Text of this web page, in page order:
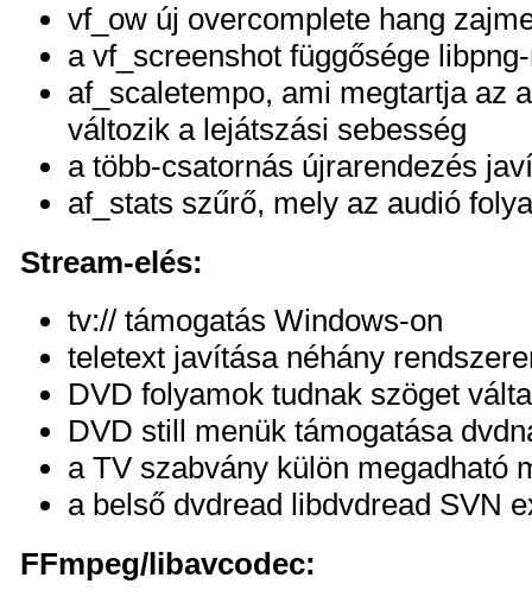
vf_ow új overcomplete hang
a vf_screenshot függősége
af_scaletempo, ami megtartja az
változik a lejátszási sebesség
a több-csatornás újrarendezés
af_stats szűrő, mely az audió
Stream-elés:
tv:// támogatás Windows-on
teletext javítása néhány
DVD folyamok tudnak szöget
DVD still menük támogatása
a TV szabvány külön megadható
a belső dvdread libdvdread SVN
FFmpeg/libavcodec: